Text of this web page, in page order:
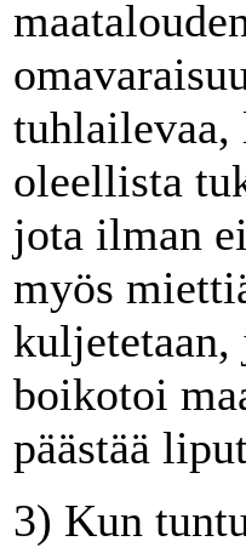
tuhlailevaa,
oleellista
jota ilman
myös
boikotoi
päästää
3) Kun